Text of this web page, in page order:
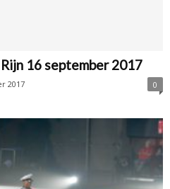
16 september 2017
2017 0